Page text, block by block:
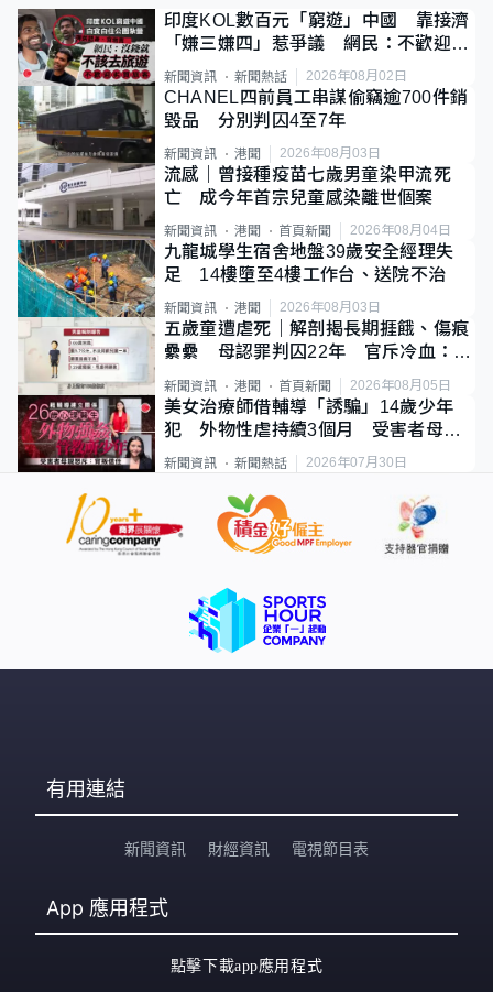
印度KOL數百元「窮遊」中國 靠接濟
「嫌三嫌四」惹爭議 網民：不歡迎劣
質旅客
新聞資訊 新聞熱話 2026年08月02日
CHANEL四前員工串謀偷竊逾700件銷
毀品 分別判囚4至7年
新聞資訊 港聞 2026年08月03日
流感｜曾接種疫苗七歲男童染甲流死
亡 成今年首宗兒童感染離世個案
新聞資訊 港聞 首頁新聞 2026年08月04日
九龍城學生宿舍地盤39歲安全經理失
足 14樓墮至4樓工作台、送院不治
新聞資訊 港聞 2026年08月03日
五歲童遭虐死｜解剖揭長期捱餓、傷痕
纍纍 母認罪判囚22年 官斥冷血：同
類案最惡劣
新聞資訊 港聞 首頁新聞 2026年08月05日
美女治療師借輔導「誘騙」14歲少年
犯 外物性虐持續3個月 受害者母：
要保護其他人
新聞資訊 新聞熱話 2026年07月30日
有用連結
新聞資訊 財經資訊 電視節目表
App 應用程式
點擊下載app應用程式